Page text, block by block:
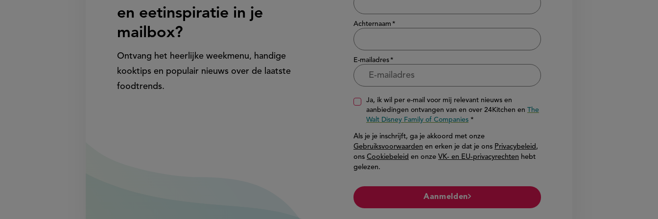
en eetinspiratie in je
mailbox?
Ontvang het heerlijke weekmenu, handige
kooktips en populair nieuws over de laatste
foodtrends.
Achternaam
E-mailadres
Ja, ik wil per e-mail voor mij relevant nieuws en
aanbiedingen ontvangen van en over 24Kitchen en The
Walt Disney Family of Companies
Als je je inschrijft, ga je akkoord met onze
Gebruiksvoorwaarden en erken je dat je ons Privacybeleid,
ons Cookiebeleid en onze VK- en EU-privacyrechten hebt
gelezen.
Aanmelden